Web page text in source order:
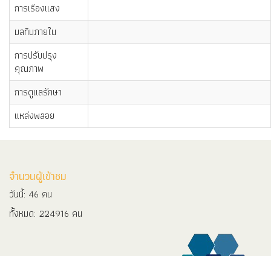
การเรืองแสง
มลทินภายใน
การปรับปรุง
คุณภาพ
การดูแลรักษา
แหล่งพลอย
จำนวนผู้เข้าชม
วันนี้: 46 คน
ทั้งหมด: 224916 คน